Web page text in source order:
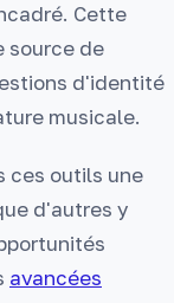
Cette
source de
d'identité
musicale.
ces outils une
d'autres y
avancées